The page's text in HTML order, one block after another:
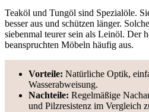
Teaköl und Tungöl sind Spezialöle.
besser aus und schützen länger.
siebenmal teurer sein als Leinöl. Der
beanspruchten Möbeln häufig aus.
Vorteile: Natürliche Optik,
Wasserabweisung.
Nachteile: Regelmäßige
und Pilzresistenz im Vergleich